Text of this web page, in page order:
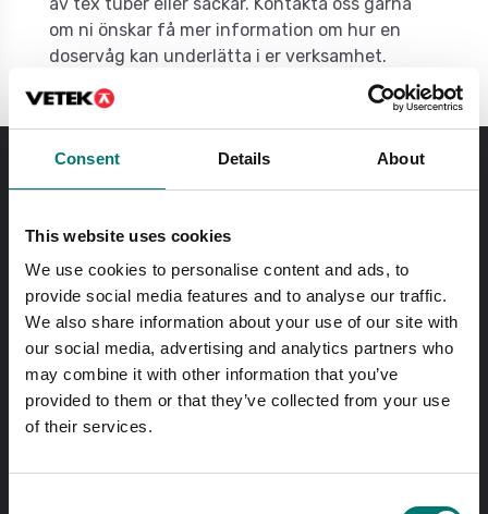
Consent Details About
This website uses cookies
We use cookies to personalise content and ads, to
provide social media features and to analyse our traffic.
We also share information about your use of our site with
our social media, advertising and analytics partners who
may combine it with other information that you’ve
provided to them or that they’ve collected from your use
of their services.
om ni önskar få mer information om hur en
doservåg kan underlätta i er verksamhet.
Beställ innan kl 11.00 så skickar vi samma dag! Gäller
Snabba svar
Skicka frågor med e-post tillinfo@vetek.se
Ring till oss! 0176-20 89 20
Öppettider 7-16 vardagar